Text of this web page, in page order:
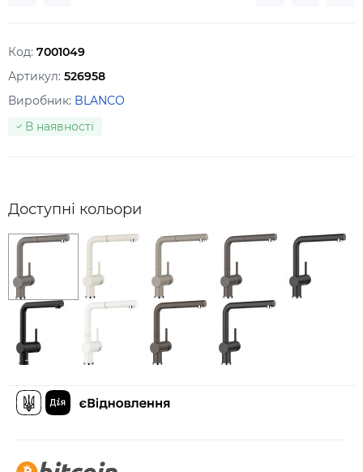
Код: 7001049
Артикул: 526958
Виробник: BLANCO
В наявності
Доступні кольори